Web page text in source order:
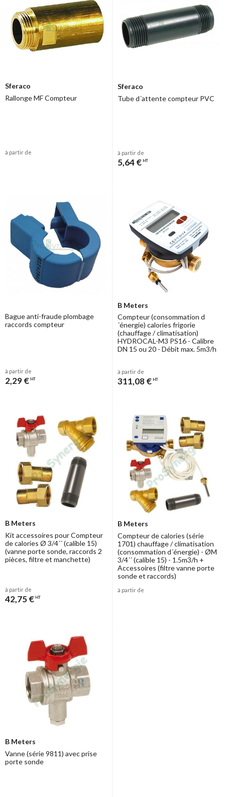
Sferaco
Rallonge MF Compteur
à partir de
Sferaco
Tube d´attente compteur PVC
à partir de
5,64 € HT
Bague anti-fraude plombage
raccords compteur
à partir de
2,29 € HT
B Meters
Compteur (consommation d
´énergie) calories frigorie
(chauffage / climatisation)
HYDROCAL-M3 PS16 - Calibre
DN 15 ou 20 - Débit max. 5m3/h
à partir de
311,08 € HT
B Meters
Kit accessoires pour Compteur
de calories Ø 3/4´´ (calible 15)
(vanne porte sonde, raccords 2
pièces, filtre et manchette)
à partir de
42,75 € HT
B Meters
Compteur de calories (série
1701) chauffage / climatisation
(consommation d´énergie) - ØM
3/4´´ (calible 15) - 1.5m3/h +
Accessoires (filtre vanne porte
sonde et raccords)
à partir de
B Meters
Vanne (série 9811) avec prise
porte sonde